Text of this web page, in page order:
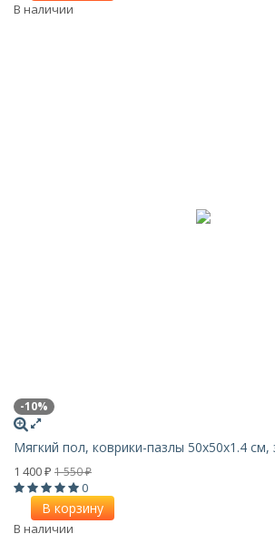
В наличии
-10%
Мягкий пол, коврики-пазлы 50x50x1.4 см,
1 400 ₽ 1 550₽
0
В корзину
В наличии